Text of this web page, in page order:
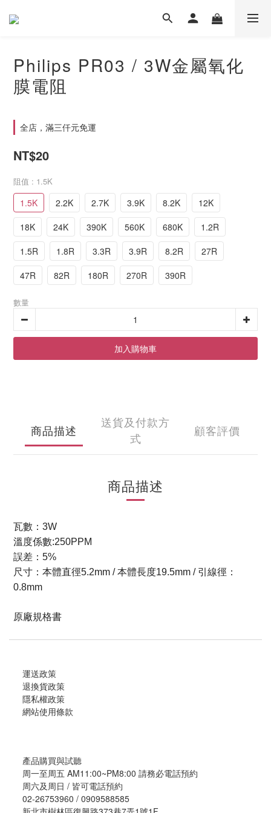
Philips PR03 / 3W金屬氧化
膜電阻
全店，滿三仟元免運
NT$20
阻值 : 1.5K
1.5K 2.2K 2.7K 3.9K 8.2K
12K
18K
24K 390K 560K 680K
1.2R
1.5R
1.8R 3.3R 3.9R 8.2R
27R
47R
82R 180R 270R 390R
數量
加入購物車
商品描述
送貨及付款方
式
顧客評價
商品描述
瓦數：3W
溫度係數:250PPM
誤差：5%
尺寸：本體直徑5.2mm / 本體長度19.5mm / 引線徑：
0.8mm
原廠規格書
運送政策
退換貨政策
隱私權政策
網站使用條款
產品購買與試聽
周一至周五 AM11:00~PM8:00 請務必電話預約
周六及周日 / 皆可電話預約
02-26753960 / 0909588585